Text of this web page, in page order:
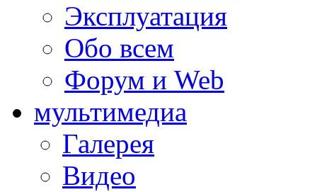
Эксплуатация
Обо всем
Форум и Web
мультимедиа
Галерея
Видео